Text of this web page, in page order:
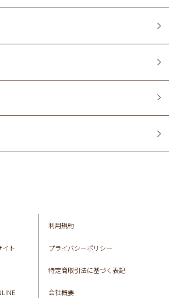
イト
利用規約
プライバシーポリシー
特定商取引法に基づく表記
会社概要